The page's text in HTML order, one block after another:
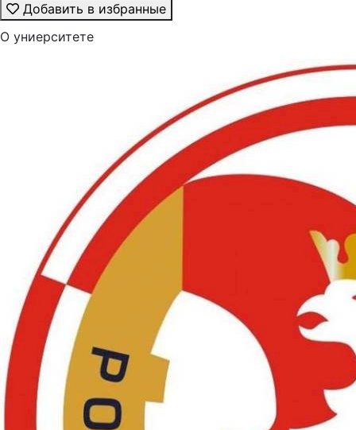
Добавить в избранные
О униерситете